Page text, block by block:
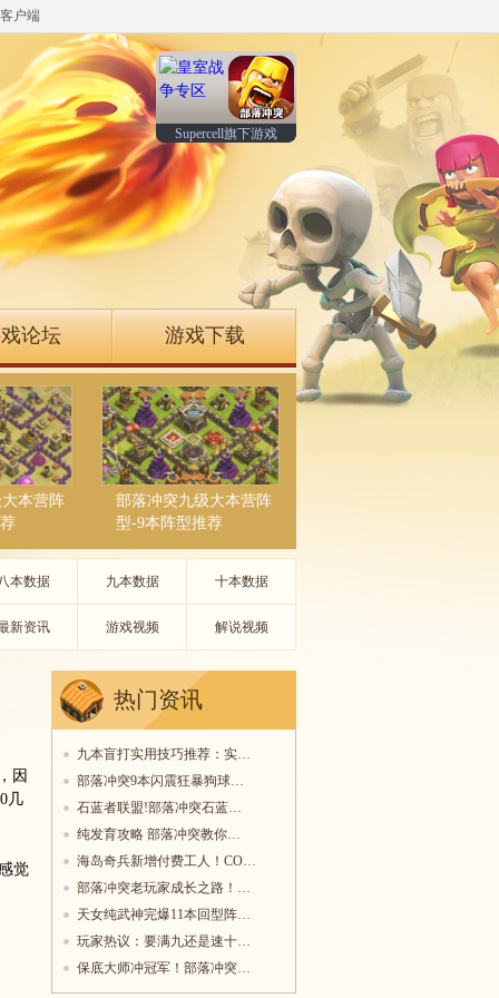
户端
Supercell旗下游戏
论坛 游戏下载
本营阵
部落冲突九级大本营阵
型-9本阵型推荐
本数据 九本数据 十本数据
新资讯 游戏视频 解说视频
因
几
觉
热门资讯
九本盲打实用技巧推荐：实…
部落冲突9本闪震狂暴狗球…
石蓝者联盟!部落冲突石蓝…
纯发育攻略 部落冲突教你…
海岛奇兵新增付费工人！CO…
部落冲突老玩家成长之路！…
天女纯武神完爆11本回型阵…
玩家热议：要满九还是速十…
保底大师冲冠军！部落冲突…